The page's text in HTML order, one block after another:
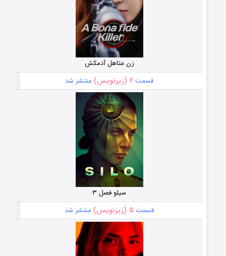
زن متاهل آدمکش
قسمت ۶ (زیرنویس) منتشر شد
سیلو فصل ۳
قسمت ۵ (زیرنویس) منتشر شد